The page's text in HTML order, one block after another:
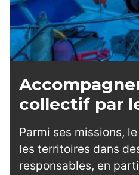
collectif par
Parmi ses missions,
les territoires dans
responsables, en